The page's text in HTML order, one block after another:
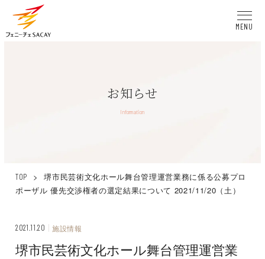
MENU
お知らせ
Information
TOP >
堺市民芸術文化ホール舞台管理運営業務に係る公募プロ
ポーザル 優先交渉権者の選定結果について 2021/11/20（土）
2021.11.20 施設情報
堺市民芸術文化ホール舞台管理運営業